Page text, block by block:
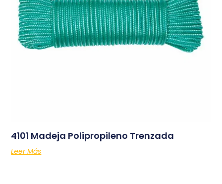
4101 Madeja Polipropileno Trenzada
Leer Más